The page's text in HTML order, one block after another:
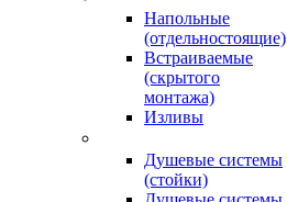
Напольные
(отдельностоящие)
Встраиваемые
(скрытого
монтажа)
Изливы
Душевые системы
(стойки)